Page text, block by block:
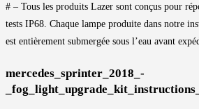
# – Tous les produits Lazer sont conçus pour
tests IP68. Chaque lampe produite dans notre
est entièrement submergée sous l’eau avant
mercedes_sprinter_2018_-